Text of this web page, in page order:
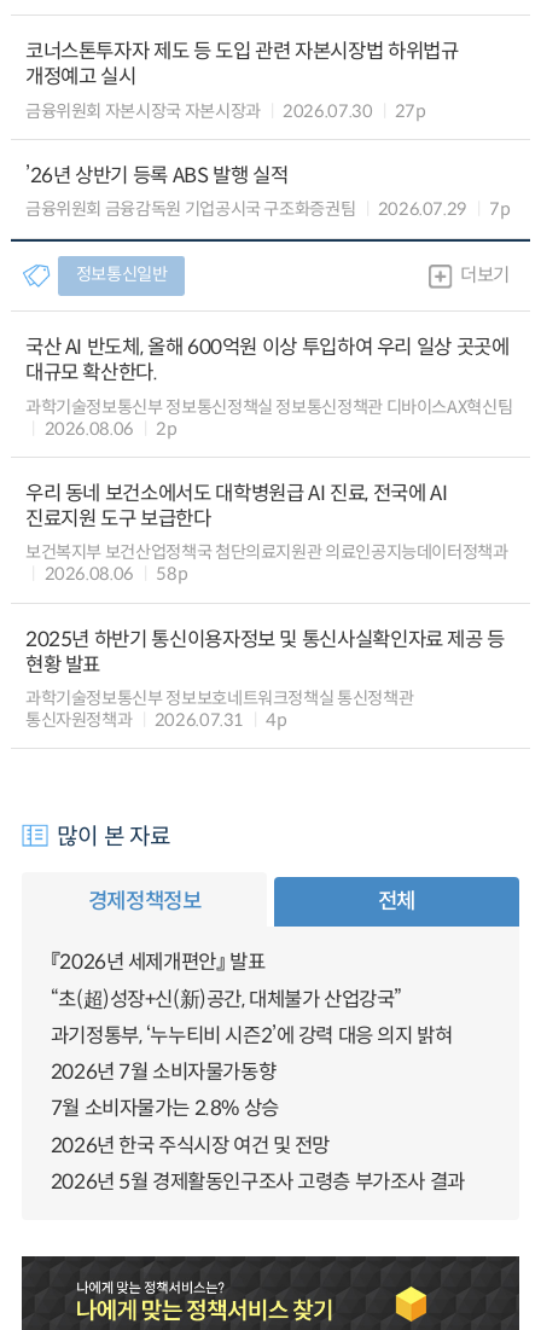
코너스톤투자자 제도 등 도입 관련 자본시장법 하위법규
개정예고 실시
금융위원회 자본시장국 자본시장과 2026.07.30 27p
’26년 상반기 등록 ABS 발행 실적
금융위원회 금융감독원 기업공시국 구조화증권팀 2026.07.29 7p
정보통신일반 더보기
국산 AI 반도체, 올해 600억원 이상 투입하여 우리 일상 곳곳에
대규모 확산한다.
과학기술정보통신부 정보통신정책실 정보통신정책관 디바이스AX혁신팀
2026.08.06
2p
우리 동네 보건소에서도 대학병원급 AI 진료, 전국에 AI
진료지원 도구 보급한다
보건복지부 보건산업정책국 첨단의료지원관 의료인공지능데이터정책과
2026.08.06
58p
2025년 하반기 통신이용자정보 및 통신사실확인자료 제공 등
현황 발표
과학기술정보통신부 정보보호네트워크정책실 통신정책관
통신자원정책과
2026.07.31 4p
많이 본 자료
경제정책정보 전체
『2026년 세제개편안』 발표
“초(超)성장+신(新)공간, 대체불가 산업강국”
과기정통부, ‘누누티비 시즌2’에 강력 대응 의지 밝혀
2026년 7월 소비자물가동향
7월 소비자물가는 2.8% 상승
2026년 한국 주식시장 여건 및 전망
2026년 5월 경제활동인구조사 고령층 부가조사 결과